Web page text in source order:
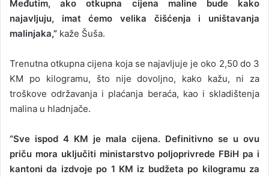
Međutim, ako otkupna cijena maline bude kako
najavljuju, imat ćemo velika čišćenja i uništavanja
malinjaka,” kaže Šuša.
Trenutna otkupna cijena koja se najavljuje je oko 2,50 do 3
KM po kilogramu, što nije dovoljno, kako kažu, ni za
troškove održavanja i plaćanja beraća, kao i skladištenja
malina u hladnjače.
“Sve ispod 4 KM je mala cijena. Definitivno se u ovu
priču mora uključiti ministarstvo poljoprivrede FBiH pa i
kantoni da izdvoje po 1 KM iz budžeta po kilogramu za